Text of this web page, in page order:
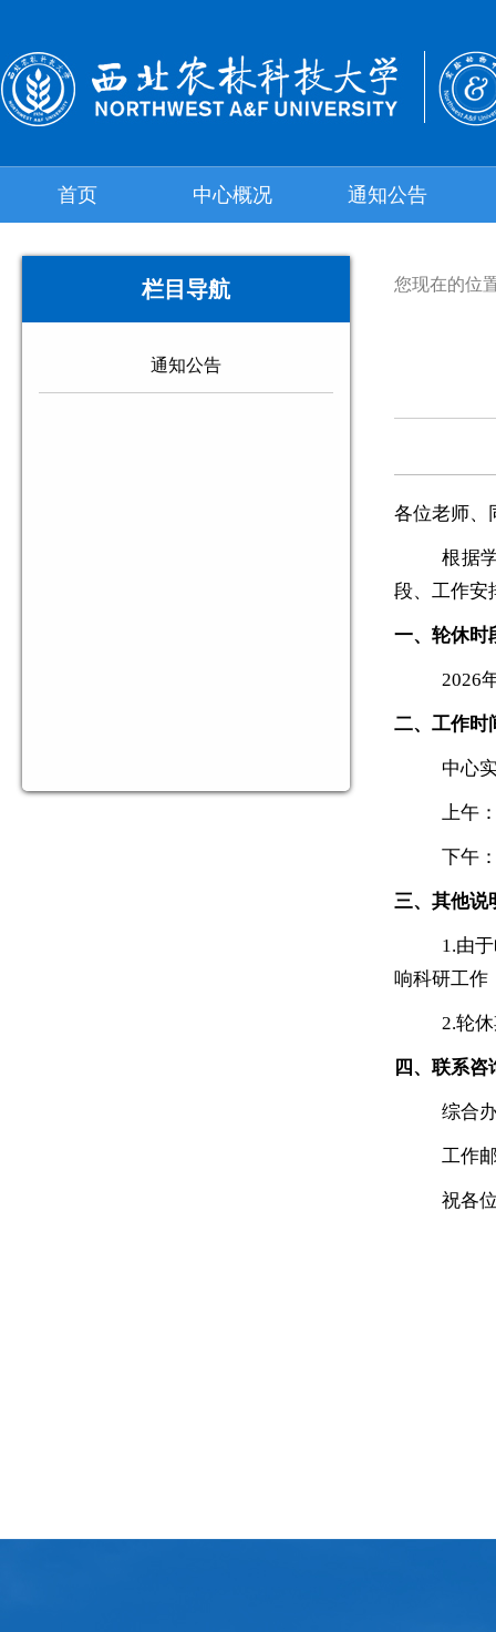
首页 中心概况 通知公告
栏目导航
通知公告
您现在的位
各位老师、
根据
段、工作安
一、轮休时
2026
二、工作时
中心
上午
下午
三、其他说
1.由
响科研工作
2.轮
四、联系咨
综合
工作
祝各